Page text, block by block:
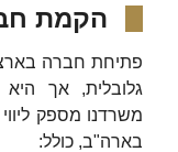
הקמת
פתיחת חברה
גלובלית, אך היא
בארה"ב, כולל: